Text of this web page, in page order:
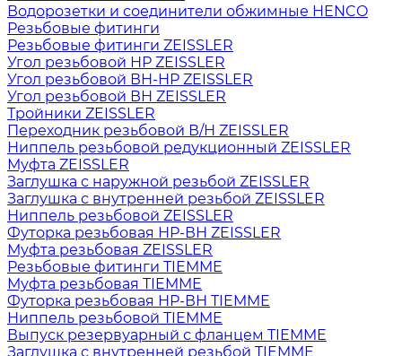
Водорозетки и соединители обжимные HENCO
Резьбовые фитинги
Резьбовые фитинги ZEISSLER
Угол резьбовой НР ZEISSLER
Угол резьбовой ВН-НР ZEISSLER
Угол резьбовой ВН ZEISSLER
Тройники ZEISSLER
Переходник резьбовой В/Н ZEISSLER
Ниппель резьбовой редукционный ZEISSLER
Муфта ZEISSLER
Заглушка с наружной резьбой ZEISSLER
Заглушка с внутренней резьбой ZEISSLER
Ниппель резьбовой ZEISSLER
Футорка резьбовая НР-ВН ZEISSLER
Муфта резьбовая ZEISSLER
Резьбовые фитинги TIEMME
Муфта резьбовая TIEMME
Футорка резьбовая НР-ВН TIEMME
Ниппель резьбовой TIEMME
Выпуск резервуарный с фланцем TIEMME
Заглушка с внутренней резьбой TIEMME